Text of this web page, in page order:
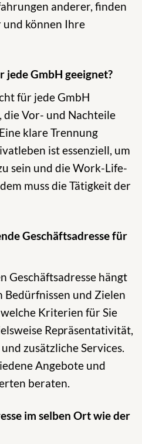
anderer, finden
und können Ihre
jede GmbH geeignet?
für jede GmbH
die Vor- und Nachteile
klare Trennung
ist essenziell, um
sein und die Work-Life-
muss die Tätigkeit der
Geschäftsadresse für
Geschäftsadresse hängt
und Zielen
Kriterien für Sie
Repräsentativität,
zusätzliche Services.
Angebote und
beraten.
im selben Ort wie der